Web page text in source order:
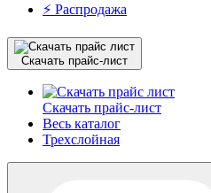
⚡️ Распродажа
Скачать прайс-лист
Скачать прайс-лист
Весь каталог
Трехслойная